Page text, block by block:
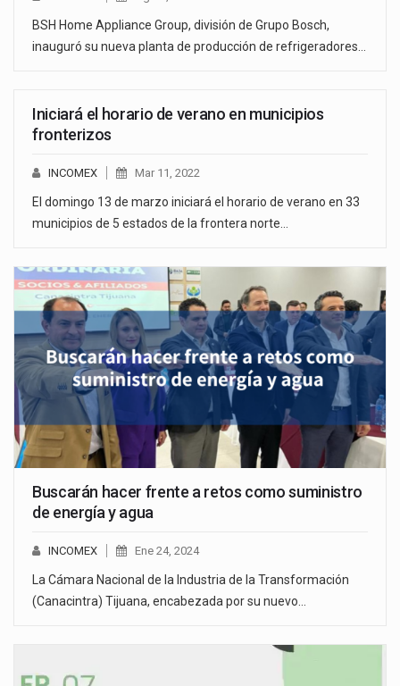
BSH Home Appliance Group, división de Grupo Bosch,
inauguró su nueva planta de producción de refrigeradores…
Iniciará el horario de verano en municipios
fronterizos
INCOMEX Mar 11, 2022
El domingo 13 de marzo iniciará el horario de verano en 33
municipios de 5 estados de la frontera norte…
Buscarán hacer frente a retos como suministro
de energía y agua
INCOMEX Ene 24, 2024
La Cámara Nacional de la Industria de la Transformación
(Canacintra) Tijuana, encabezada por su nuevo…